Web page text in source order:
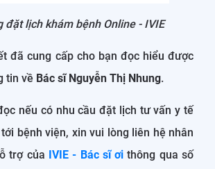
đặt lịch khám bệnh Online - IVIE
đã cung cấp cho bạn đọc hiểu được
tin về Bác sĩ Nguyễn Thị Nhung.
nếu có nhu cầu đặt lịch tư vấn y tế
bệnh viện, xin vui lòng liên hệ nhân
trợ của IVIE - Bác sĩ ơi thông qua số